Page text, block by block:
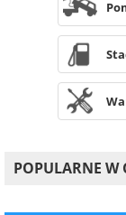
POPULARNE W